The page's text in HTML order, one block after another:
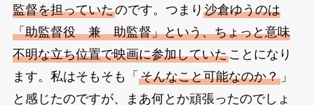
監督を担っていたのです。つまり 沙倉ゆうのは
「助監督役 兼 助監督」という、ちょっと意味
不明な立ち位置で映画に参加していたことになり
ます。私はそもそも「 そんなこと可能なのか？」
と感じたのですが、まあ何とか頑張ったのでしょ